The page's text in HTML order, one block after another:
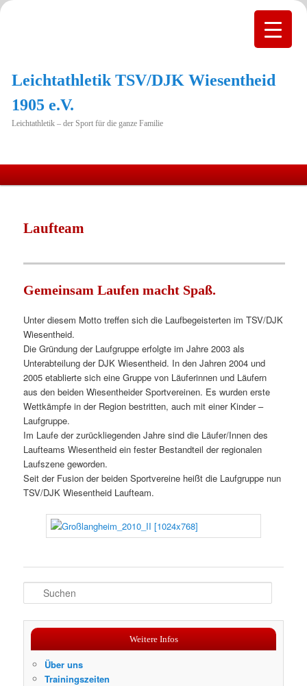
Leichtathletik TSV/DJK Wiesentheid
1905 e.V.
Leichtathletik – der Sport für die ganze Familie
springen
Laufteam
Gemeinsam Laufen macht Spaß.
Unter diesem Motto treffen sich die Laufbegeisterten im TSV/DJK
Wiesentheid.
Die Gründung der Laufgruppe erfolgte im Jahre 2003 als
Unterabteilung der DJK Wiesentheid. In den Jahren 2004 und
2005 etablierte sich eine Gruppe von Läuferinnen und Läufern
aus den beiden Wiesentheider Sportvereinen. Es wurden erste
Wettkämpfe in der Region bestritten, auch mit einer Kinder –
Laufgruppe.
Im Laufe der zurückliegenden Jahre sind die Läufer/Innen des
Laufteams Wiesentheid ein fester Bestandteil der regionalen
Laufszene geworden.
Seit der Fusion der beiden Sportvereine heißt die Laufgruppe nun
TSV/DJK Wiesentheid Laufteam.
u
Weitere Infos
Über uns
Trainingszeiten